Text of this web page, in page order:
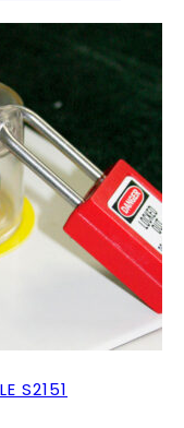
S2151